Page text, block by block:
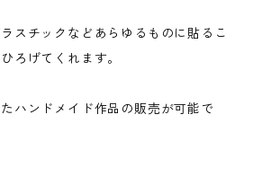
スチックなどあらゆるものに貼るこ
ろげてくれます。
ハンドメイド作品の販売が可能で